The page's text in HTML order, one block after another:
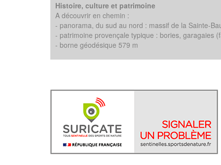
Histoire, culture et patrimoine
A découvrir en chemin :
- panorama, du sud au nord : massif de la Sainte-
- patrimoine provençale typique : bories, garagaies
- borne géodésique 579 m